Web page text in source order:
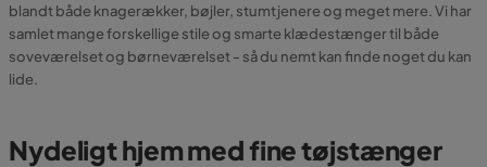
blandt både knagerækker, bøjler, stumtjenere og meget mere. Vi har
samlet mange forskellige stile og smarte klædestænger til både
soveværelset og børneværelset - så du nemt kan finde noget du kan
lide.
Nydeligt hjem med fine tøjstænger